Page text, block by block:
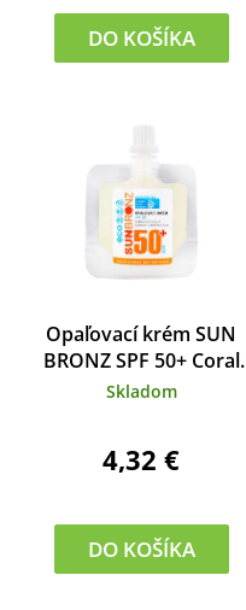
DO KOŠÍKA
Opaľovací krém SUN
BRONZ SPF 50+ Coral
Friendly cestovné balenie
Skladom
4,32 €
DO KOŠÍKA